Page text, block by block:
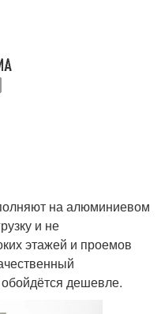
на алюминиевом
и не
этажей и проемов
дешевле.